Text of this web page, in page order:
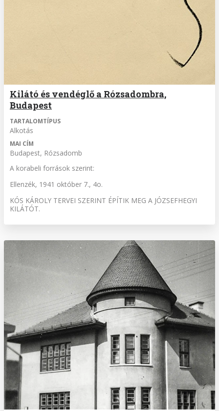
Kilátó és vendéglő a Rózsadombra,
Budapest
TARTALOMTÍPUS
Alkotás
MAI CÍM
Budapest, Rózsadomb
A korabeli források szerint:
Ellenzék, 1941 október 7., 4o.
KÓS KÁROLY TERVEI SZERINT ÉPÍTIK MEG A JÓZSEFHEGYI
KILÁTÓT.